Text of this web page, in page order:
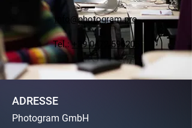
info@photogram.pro
Tel.:+39 0472 596205
ADRESSE
Photogram GmbH